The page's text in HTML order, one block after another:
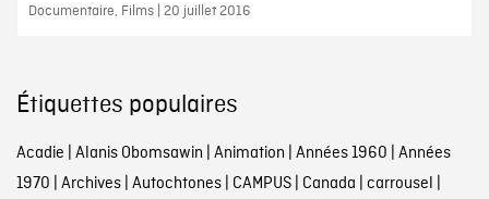
Documentaire, Films | 20 juillet 2016
Étiquettes populaires
Acadie | Alanis Obomsawin | Animation | Années 1960 | Années
1970 | Archives| Autochtones| CAMPUS| Canada | carrousel |